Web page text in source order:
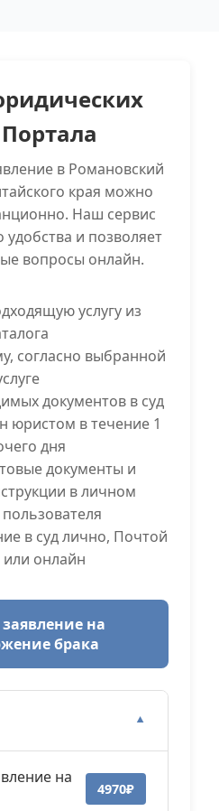
в Романовский
края можно
Наш сервис
удобства и позволяет
вопросы онлайн.
услугу из
согласно выбранной
документов в суд
юристом в течение 1
дня
документы и
в личном
в суд лично, Почтой
или онлайн
на
брака
▼
на
4970₽